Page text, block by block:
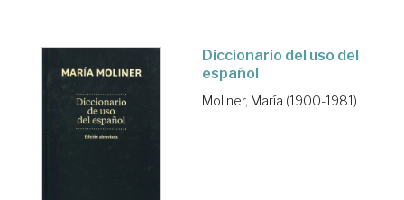
Diccionario del uso del
español
Moliner, María (1900-1981)